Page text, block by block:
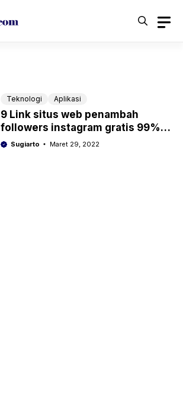
Teknologi Aplikasi
9 Link situs web penambah
followers instagram gratis 99%
work
Sugiarto Maret 29, 2022